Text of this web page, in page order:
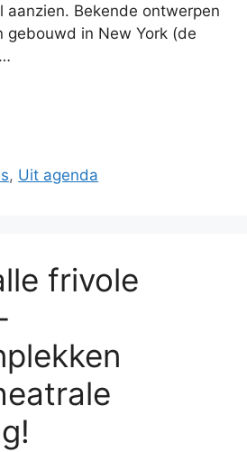
aanzien. Bekende ontwerpen
gebouwd in New York (de
, Uit agenda
frivole